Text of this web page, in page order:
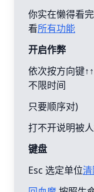
你实在懒得看
看所有功能
开启作弊
依次按方向键
不限时间
只要顺序对)
打不开说明被
键盘
Esc 选定单位